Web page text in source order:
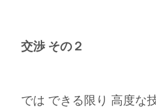
交渉 その２
では できる限り 高度な